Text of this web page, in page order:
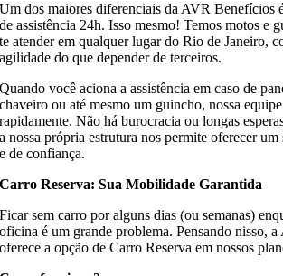
Um dos maiores diferenciais da AVR Benefícios
de assistência 24h. Isso mesmo! Temos motos e
te atender em qualquer lugar do Rio de Janeiro,
agilidade do que depender de terceiros.
Quando você aciona a assistência em caso de
chaveiro ou até mesmo um guincho, nossa
rapidamente. Não há burocracia ou longas
a nossa própria estrutura nos permite oferecer
e de confiança.
Carro Reserva: Sua Mobilidade Garantida
Ficar sem carro por alguns dias (ou semanas)
oficina é um grande problema. Pensando nisso,
oferece a opção de Carro Reserva em nossos